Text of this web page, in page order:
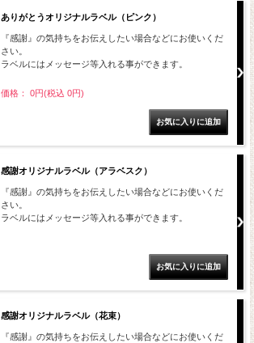
ありがとうオリジナルラベル（ピンク）
『感謝』の気持ちをお伝えしたい場合などにお使いくだ
さい。
ラベルにはメッセージ等入れる事ができます。
価格： 0円(税込 0円)
感謝オリジナルラベル（アラベスク）
『感謝』の気持ちをお伝えしたい場合などにお使いくだ
さい。
ラベルにはメッセージ等入れる事ができます。
感謝オリジナルラベル（花束）
『感謝』の気持ちをお伝えしたい場合などにお使いくだ